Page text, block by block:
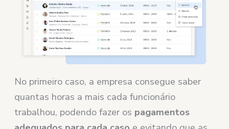
No primeiro caso, a empresa consegue saber
quantas horas a mais cada funcionário
trabalhou, podendo fazer os pagamentos